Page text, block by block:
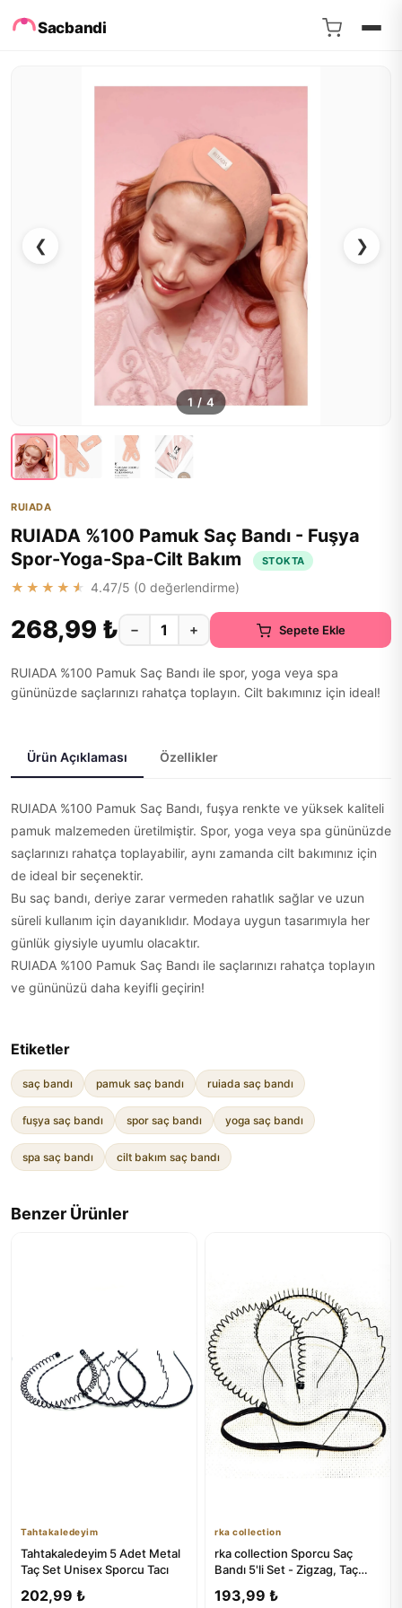
Sacbandi
❮ ❯
1 / 4
RUIADA
RUIADA %100 Pamuk Saç Bandı - Fuşya
Spor-Yoga-Spa-Cilt Bakım
STOKTA
★★★★★ 4.47/5 (0 değerlendirme)
268,99 ₺ − + Sepete Ekle
RUIADA %100 Pamuk Saç Bandı ile spor, yoga veya spa
gününüzde saçlarınızı rahatça toplayın. Cilt bakımınız için ideal!
Ürün Açıklaması Özellikler
RUIADA %100 Pamuk Saç Bandı, fuşya renkte ve yüksek kaliteli
pamuk malzemeden üretilmiştir. Spor, yoga veya spa gününüzde
saçlarınızı rahatça toplayabilir, aynı zamanda cilt bakımınız için
de ideal bir seçenektir.
Bu saç bandı, deriye zarar vermeden rahatlık sağlar ve uzun
süreli kullanım için dayanıklıdır. Modaya uygun tasarımıyla her
günlük giysiyle uyumlu olacaktır.
RUIADA %100 Pamuk Saç Bandı ile saçlarınızı rahatça toplayın
ve gününüzü daha keyifli geçirin!
Etiketler
saç bandı pamuk saç bandı ruiada saç bandı
fuşya saç bandı spor saç bandı yoga saç bandı
spa saç bandı cilt bakım saç bandı
Benzer Ürünler
Tahtakaledeyim
Tahtakaledeyim 5 Adet Metal
Taç Set Unisex Sporcu Tacı
202,99 ₺
rka collection
rka collection Sporcu Saç
Bandı 5'li Set - Zigzag, Taç
193,99 ₺